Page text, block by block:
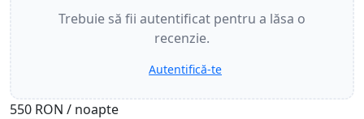
Trebuie să fii autentificat pentru a lăsa o
recenzie.
Autentifică-te
550 RON / noapte